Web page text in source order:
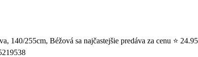
140/255cm, Béžová sa najčastejšie predáva za cenu ⭐